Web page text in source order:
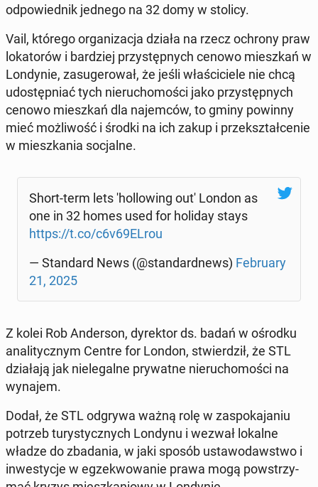
od­po­wied­nik jednego na 32 domy w stolicy.
Vail, którego or­ga­ni­za­cja działa na rzecz ochrony praw
lo­ka­to­rów i bar­dziej przy­stęp­nych cenowo miesz­kań w
Lon­dy­nie, za­su­ge­ro­wał, że jeśli wła­ści­cie­le nie chcą
udo­stęp­niać tych nie­ru­cho­mo­ści jako przy­stęp­nych
cenowo miesz­kań dla na­jem­ców, to gminy powinny
mieć moż­li­wość i środki na ich zakup i prze­kształ­ce­nie
w miesz­ka­nia so­cjal­ne.
Short-term lets 'hol­lo­wing out' London as
one in 32 homes used for holiday stays
https://t.co/c6v69ELrou
— Stan­dard News (@stan­dard­news) Fe­bru­ary
21, 2025
Z kolei Rob An­der­son, dy­rek­tor ds. badań w ośrodku
ana­li­tycz­nym Centre for London, stwier­dził, że STL
dzia­ła­ją jak nie­le­gal­ne pry­wat­ne nie­ru­cho­mo­ści na
wynajem.
Dodał, że STL odgrywa ważną rolę w za­spo­ka­ja­niu
potrzeb tu­ry­stycz­nych Londynu i wezwał lokalne
władze do zba­da­nia, w jaki sposób usta­wo­daw­stwo i
in­we­sty­cje w eg­ze­kwo­wa­nie prawa mogą po­wstrzy­